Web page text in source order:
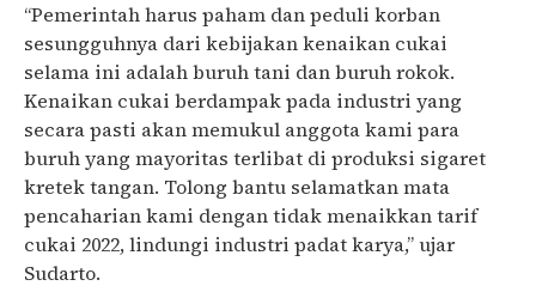
“Pemerintah harus paham dan peduli korban
sesungguhnya dari kebijakan kenaikan cukai
selama ini adalah buruh tani dan buruh rokok.
Kenaikan cukai berdampak pada industri yang
secara pasti akan memukul anggota kami para
buruh yang mayoritas terlibat di produksi sigaret
kretek tangan. Tolong bantu selamatkan mata
pencaharian kami dengan tidak menaikkan tarif
cukai 2022, lindungi industri padat karya,” ujar
Sudarto.